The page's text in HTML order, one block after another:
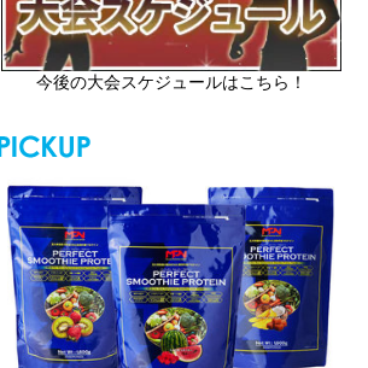
今後の大会スケジュールはこちら！